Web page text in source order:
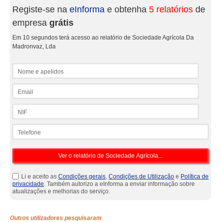
Registe-se na eInforma e obtenha 5 relatórios de
empresa grátis
Em 10 segundos terá acesso ao relatório de Sociedade Agrícola Da
Madronvaz, Lda
Li e aceito as Condições gerais, Condições de Utilização e Política de
privacidade. Também autorizo a eInforma a enviar informação sobre
atualizações e melhorias do serviço.
Outros utilizadores pesquisaram